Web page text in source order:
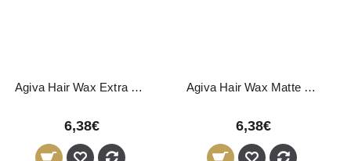
Agiva Hair Wax Extra Strong 04 175ml
6,38€
Agiva Hair Wax Matte Look 03 175ml
6,38€